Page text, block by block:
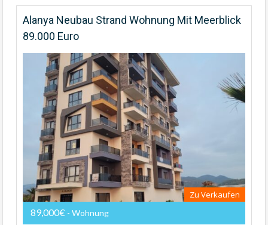
Alanya Neubau Strand Wohnung Mit Meerblick
89.000 Euro
Zu Verkaufen
89,000€ - Wohnung